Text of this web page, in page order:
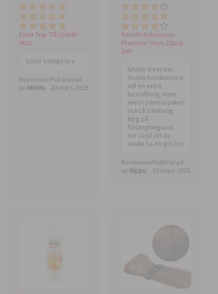
Pris
Total value
Kvalitet
Extra Tejp Till Löshår
96st
Sitter väldigt bra
Recension
av Minttu
Publicerad
20 mars 2026
Pris
Total value
Kvalitet
Keratin Extensions
Premium 50cm 25pcs
24#
Snabb leverans.
Snabb kundservice
vid en extra
beställning. Hann
med i samma paket
också :) Naturlig
färg på
förlängningarna.
Var rädd att de
skulle ha en gul ton.
Recension
av Hippu
Publicerad
16 mars 2026